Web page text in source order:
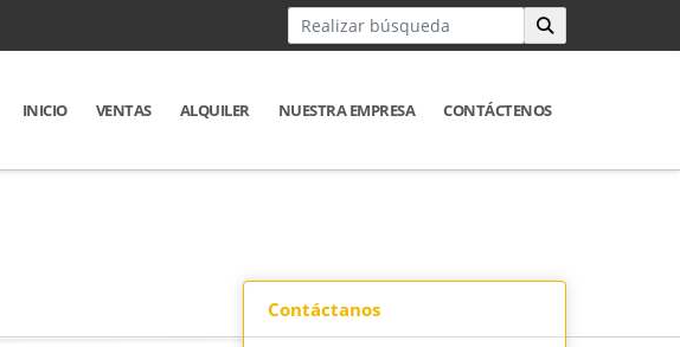
INICIO VENTAS ALQUILER NUESTRA EMPRESA CONTÁCTENOS
Contáctanos